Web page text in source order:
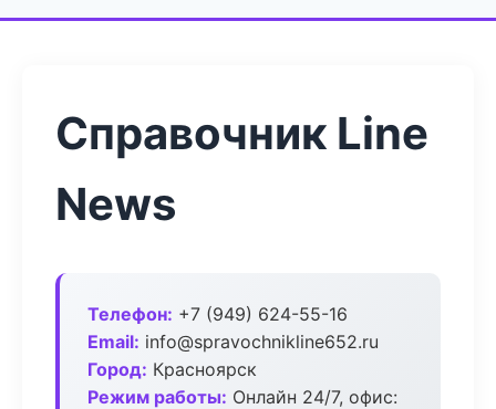
Справочник Line
News
Телефон: +7 (949) 624-55-16
Email: info@spravochnikline652.ru
Город: Красноярск
Режим работы: Онлайн 24/7, офис: